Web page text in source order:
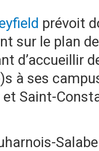
prévoit
sur le plan
d’accueillir
à ses
Saint-